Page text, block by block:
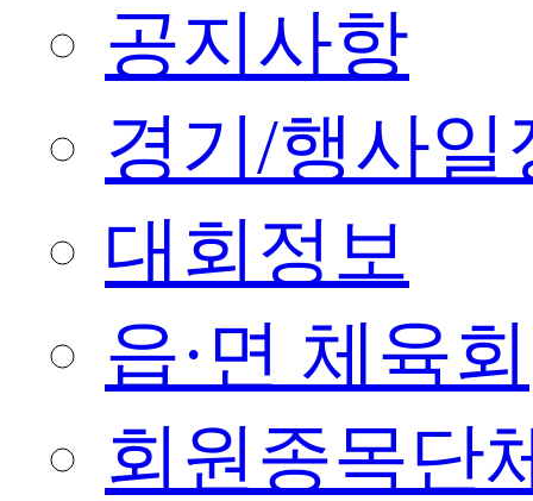
공지사항
경기/행사일
대회정보
읍·면 체육회
회원종목단